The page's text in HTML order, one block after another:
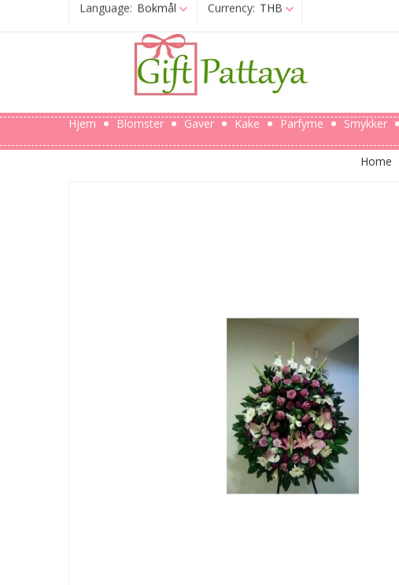
Language: Bokmål Currency: THB
Hjem Blomster Gaver Kake Parfyme Smykker
Home